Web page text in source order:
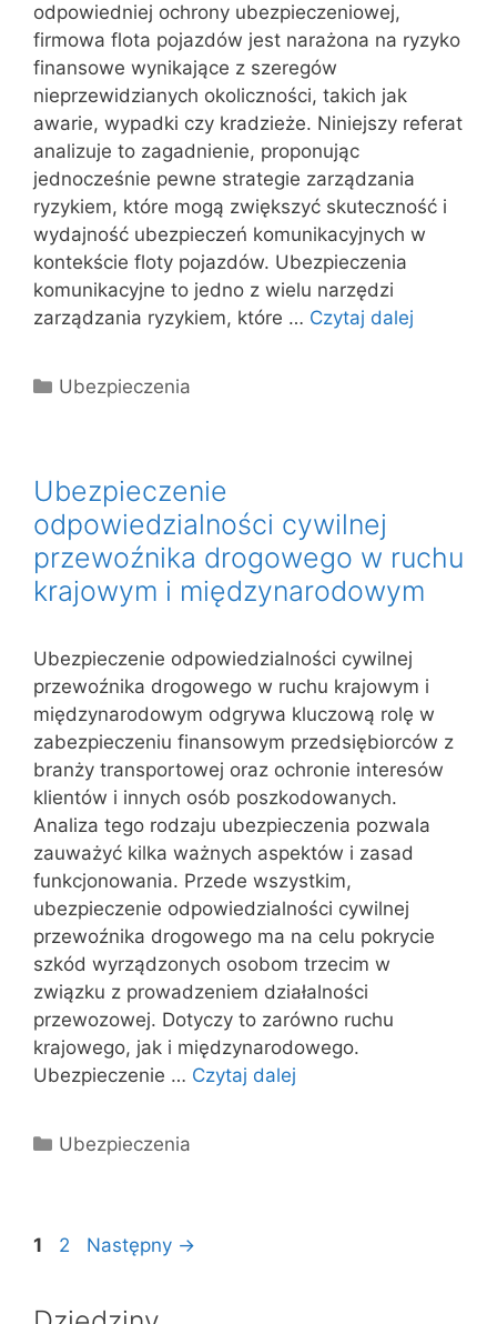
odpowiedniej ochrony ubezpieczeniowej,
firmowa flota pojazdów jest narażona na ryzyko
finansowe wynikające z szeregów
nieprzewidzianych okoliczności, takich jak
awarie, wypadki czy kradzieże. Niniejszy referat
analizuje to zagadnienie, proponując
jednocześnie pewne strategie zarządzania
ryzykiem, które mogą zwiększyć skuteczność i
wydajność ubezpieczeń komunikacyjnych w
kontekście floty pojazdów. Ubezpieczenia
komunikacyjne to jedno z wielu narzędzi
zarządzania ryzykiem, które … Czytaj dalej
Kategorie
Ubezpieczenia
Ubezpieczenie
odpowiedzialności cywilnej
przewoźnika drogowego w ruchu
krajowym i międzynarodowym
Ubezpieczenie odpowiedzialności cywilnej
przewoźnika drogowego w ruchu krajowym i
międzynarodowym odgrywa kluczową rolę w
zabezpieczeniu finansowym przedsiębiorców z
branży transportowej oraz ochronie interesów
klientów i innych osób poszkodowanych.
Analiza tego rodzaju ubezpieczenia pozwala
zauważyć kilka ważnych aspektów i zasad
funkcjonowania. Przede wszystkim,
ubezpieczenie odpowiedzialności cywilnej
przewoźnika drogowego ma na celu pokrycie
szkód wyrządzonych osobom trzecim w
związku z prowadzeniem działalności
przewozowej. Dotyczy to zarówno ruchu
krajowego, jak i międzynarodowego.
Ubezpieczenie … Czytaj dalej
Kategorie
Ubezpieczenia
Strona
1 Strona
2 Następny →